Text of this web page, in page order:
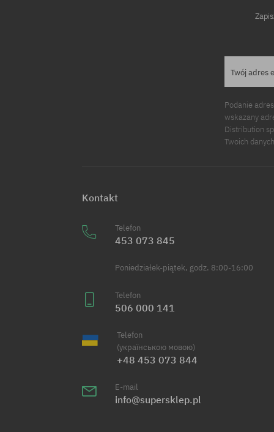
Twój adres
Podanie
wskazany
Distribution
Twoich
Kontakt
Telefon
453 073 845
Poniedziałek-piątek, godz. 8:00-16:00
Telefon
506 000 141
Telefon
(українською мовою)
+48 453 073 844
E-mail
info@supersklep.pl